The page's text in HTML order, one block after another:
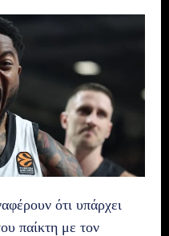
ότι υπάρχει
παίκτη με τον